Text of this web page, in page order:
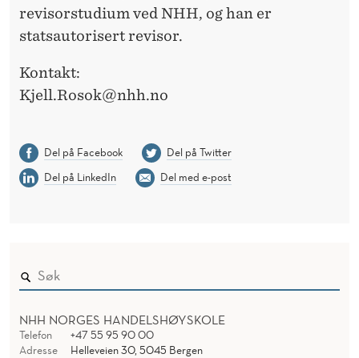
revisorstudium ved NHH, og han er
statsautorisert revisor.
Kontakt:
Kjell.Rosok@nhh.no
Del på Facebook
Del på Twitter
Del på LinkedIn
Del med e-post
NHH NORGES HANDELSHØYSKOLE
Telefon
+47 55 95 90 00
Adresse
Helleveien 30, 5045 Bergen